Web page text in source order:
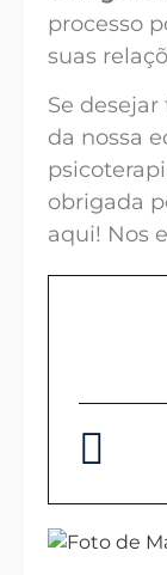
processo
suas
Se
da nossa
obrigada
aqui! Nos